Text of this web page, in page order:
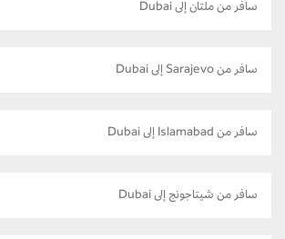
سافر من ملتان إلى Dubai
سافر من Sarajevo إلى Dubai
سافر من Islamabad إلى Dubai
سافر من شيتاجونج إلى Dubai